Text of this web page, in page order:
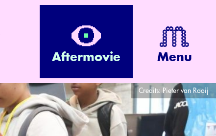
Aftermovie Menu
Credits: Pieter van Rooij